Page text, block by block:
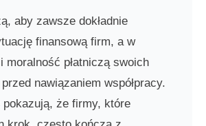
aby zawsze dokładnie
finansową firm, a w
moralność płatniczą swoich
nawiązaniem współpracy.
pokazują, że firmy, które